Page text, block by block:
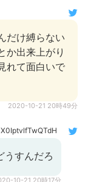
だけ縛らない
か出来上がり
れて面白いで
2020-10-21 20時49分
うすんだろ